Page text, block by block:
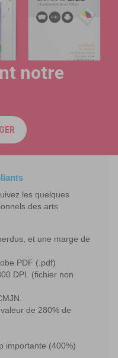
notre
les quelques
des arts
et une marge de
PDF (.pdf)
DPI. (fichier non
de 280% de
importante (400%)